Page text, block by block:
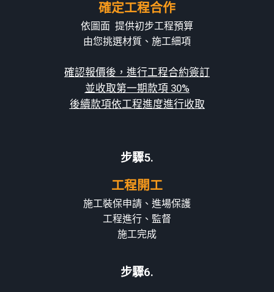
確定工程合作
依圖面 提供初步工程預算
由您挑選材質、施工細項
確認報價後，進行工程合約簽訂
並收取第一期款項 30%
後續款項依工程進度進行收取
步驟5.​
工程開工
施工裝保申請、進場保護
工程進行、監督
施工完成
步驟6.​